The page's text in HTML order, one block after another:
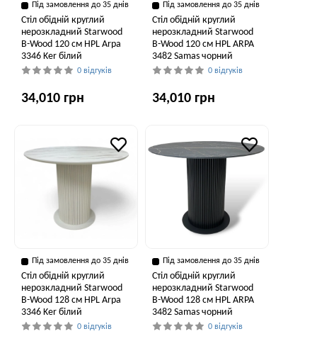
Під замовлення до 35 днів
Стіл обідній круглий
нерозкладний Starwood
B-Wood 120 см HPL Arpa
3346 Ker білий
0 відгуків
34,010 грн
Під замовлення до 35 днів
Стіл обідній круглий
нерозкладний Starwood
B-Wood 120 см HPL ARPA
3482 Samas чорний
0 відгуків
34,010 грн
Під замовлення до 35 днів
Стіл обідній круглий
нерозкладний Starwood
B-Wood 128 см HPL Arpa
3346 Ker білий
0 відгуків
Під замовлення до 35 днів
Стіл обідній круглий
нерозкладний Starwood
B-Wood 128 см HPL ARPA
3482 Samas чорний
0 відгуків